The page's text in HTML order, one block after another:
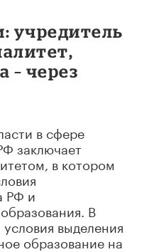
учредитель
– через
в сфере
заключает
в котором
РФ и
В
выделения
образование на